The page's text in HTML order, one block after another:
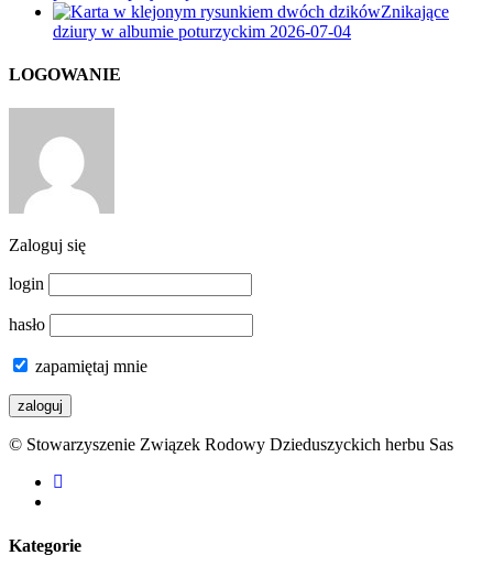
Znikające
dziury w albumie poturzyckim 2026-07-04
LOGOWANIE
Zaloguj się
login
hasło
zapamiętaj mnie
© Stowarzyszenie Związek Rodowy Dzieduszyckich herbu Sas
facebook
Kategorie